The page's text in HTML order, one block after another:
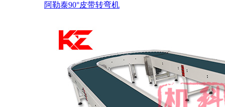
阿勒泰90°皮带转弯机